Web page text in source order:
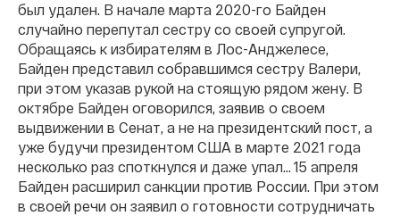
был удален. В начале марта 2020-го Байден
случайно перепутал сестру со своей супругой.
Обращаясь к избирателям в Лос-Анджелесе,
Байден представил собравшимся сестру Валери,
при этом указав рукой на стоящую рядом жену. В
октябре Байден оговорился, заявив о своем
выдвижении в Cенат, а не на президентский пост, а
уже будучи президентом США в марте 2021 года
несколько раз споткнулся и даже упал… 15 апреля
Байден расширил санкции против России. При этом
в своей речи он заявил о готовности сотрудничать